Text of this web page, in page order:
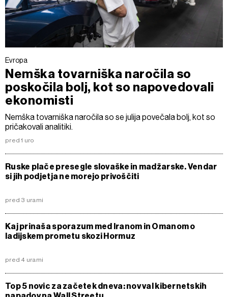
Evropa
Nemška tovarniška naročila so
poskočila bolj, kot so napovedovali
ekonomisti
Nemška tovarniška naročila so se julija povečala bolj, kot so
pričakovali analitiki.
pred 1 uro
Ruske plače presegle slovaške in madžarske. Vendar
si jih podjetja ne morejo privoščiti
pred 3 urami
Kaj prinaša sporazum med Iranom in Omanom o
ladijskem prometu skozi Hormuz
pred 4 urami
Top 5 novic za začetek dneva: nov val kibernetskih